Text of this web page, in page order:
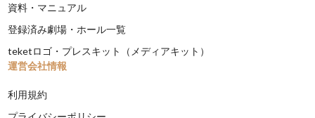
資料・マニュアル
登録済み劇場・ホール一覧
teketロゴ・プレスキット（メディアキット）
運営会社情報
利用規約